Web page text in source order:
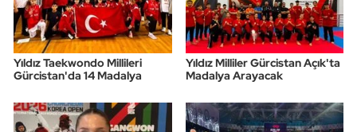
Yıldız Taekwondo Millileri
Gürcistan'da 14 Madalya
Yıldız Milliler Gürcistan Açık'ta
Madalya Arayacak